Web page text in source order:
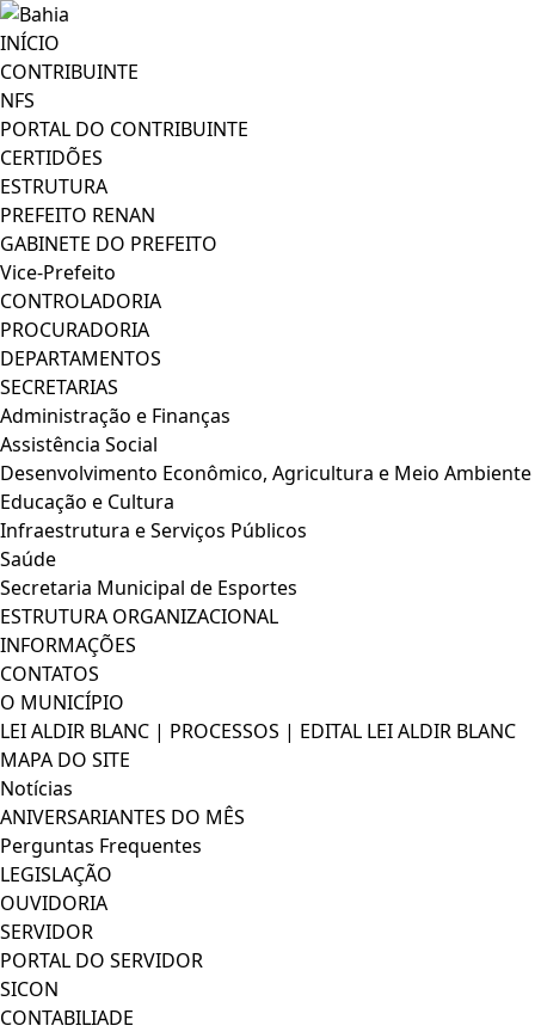
INÍCIO
CONTRIBUINTE
NFS
PORTAL DO CONTRIBUINTE
CERTIDÕES
ESTRUTURA
PREFEITO RENAN
GABINETE DO PREFEITO
Vice-Prefeito
CONTROLADORIA
PROCURADORIA
DEPARTAMENTOS
SECRETARIAS
Administração e Finanças
Assistência Social
Desenvolvimento Econômico, Agricultura e Meio Ambiente
Educação e Cultura
Infraestrutura e Serviços Públicos
Saúde
Secretaria Municipal de Esportes
ESTRUTURA ORGANIZACIONAL
INFORMAÇÕES
CONTATOS
O MUNICÍPIO
LEI ALDIR BLANC | PROCESSOS | EDITAL LEI ALDIR BLANC
MAPA DO SITE
Notícias
ANIVERSARIANTES DO MÊS
Perguntas Frequentes
LEGISLAÇÃO
OUVIDORIA
SERVIDOR
PORTAL DO SERVIDOR
SICON
CONTABILIADE